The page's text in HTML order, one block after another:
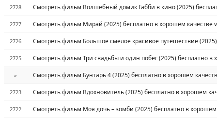
2728 Смотреть фильм Волшебный домик Габби в кино (2025)
2727 Смотреть фильм Мирай (2025) бесплатно в хорошем качестве
2726 Смотреть фильм Большое смелое красивое путешествие
2725 Смотреть фильм Три свадьбы и один побег (2025) бесплатно в
» Смотреть фильм Бунтарь 4 (2025) бесплатно в хорошем
2723 Смотреть фильм Вдохновитель (2025) бесплатно в хорошем
2722 Смотреть фильм Моя дочь – зомби (2025) бесплатно в хорошем